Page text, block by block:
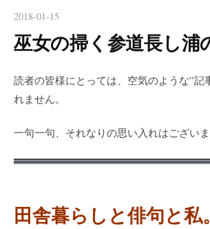
2018-01-15
巫女の掃く参道長し浦
読者の皆様にとっては、空気のような”記
れません。
一句一句、それなりの思い入れはござい
田舎暮らしと俳句と私。